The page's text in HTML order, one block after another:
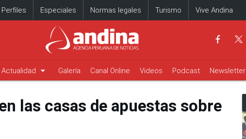
Perfiles Especiales Normas legales Turismo Vive Andina
Actualidad arrow_drop_down Galería Canal Online Videos Podcast Newsletter
las casas de apuestas sobre